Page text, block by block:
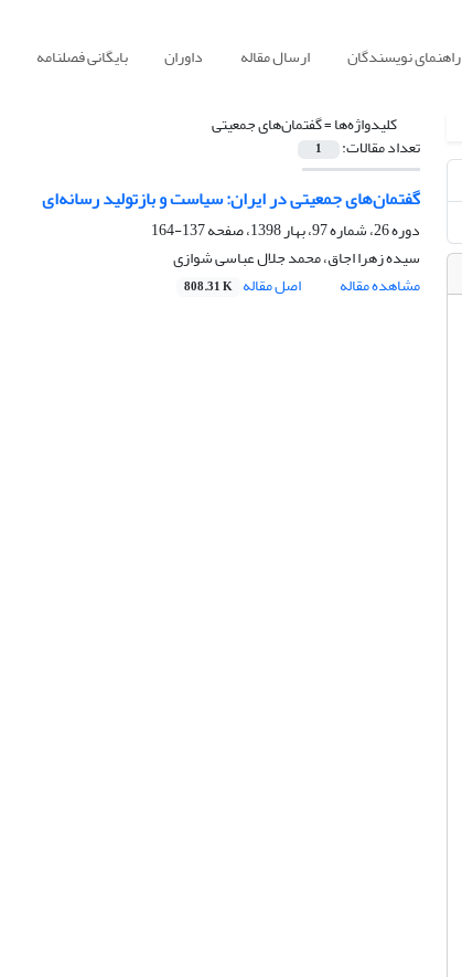
راهنمای نویسندگان ارسال مقاله داوران بایگانی فصلنامه
کلیدواژه‌ها =گفتمان‌های جمعیتی
تعداد مقالات: 1
گفتمان‌های جمعیتی در ایران: سیاست و بازتولید رسانه‌ای
دوره 26، شماره 97، بهار 1398، صفحه
137-164
سیده زهرا اجاق، محمد جلال عباسی شوازی
مشاهده مقاله
اصل مقاله 808.31 K